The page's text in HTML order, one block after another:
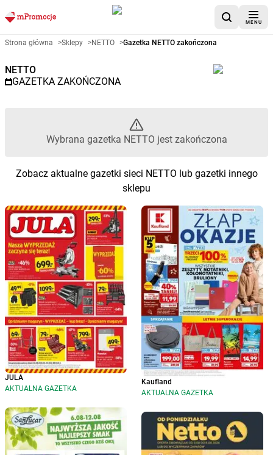
MENU
Gazetka promocyjna NETTO –
Strona główna >Sklepy >NETTO >Gazetka NETTO zakończona
NETTO
GAZETKA ZAKOŃCZONA
Wybrana gazetka NETTO jest zakończona
Zobacz aktualne gazetki sieci NETTO lub gazetki innego
sklepu
JULA
AKTUALNA GAZETKA
Kaufland
AKTUALNA GAZETKA